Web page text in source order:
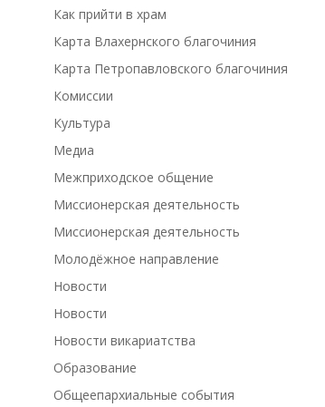
Как прийти в храм
Карта Влахернского благочиния
Карта Петропавловского благочиния
Комиссии
Культура
Медиа
Межприходское общение
Миссионерская деятельность
Миссионерская деятельность
Молодёжное направление
Новости
Новости
Новости викариатства
Образование
Общеепархиальные события